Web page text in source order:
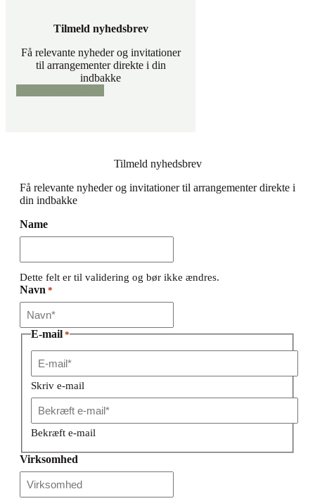
Tilmeld nyhedsbrev
Få relevante nyheder og invitationer
til arrangementer direkte i din
indbakke
Tilmeld nyhedsbrev
Få relevante nyheder og invitationer til arrangementer direkte i
din indbakke
Name
Dette felt er til validering og bør ikke ændres.
Navn *
E-mail *
Skriv e-mail
Bekræft e-mail
Virksomhed